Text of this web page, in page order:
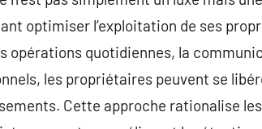
optimiser l’exploitation de ses
opérations quotidiennes, la
les propriétaires peuvent se
Cette approche rationalise